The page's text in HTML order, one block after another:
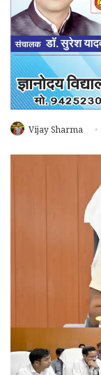
Vijay Sharma